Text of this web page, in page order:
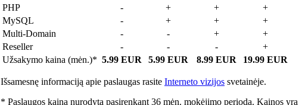
PHP
- + +
+
MySQL
- + +
+
Multi-Domain
- - +
+
Reseller
- - -
+
Užsakymo kaina (mėn.)* 5.99 EUR 5.99 EUR 8.99 EUR 19.99 EUR
Išsamesnę informaciją apie paslaugas rasite Interneto vizijos svetainėje.
* Paslaugos kaina nurodyta pasirenkant 36 mėn. mokėjimo periodą. Kainos yra